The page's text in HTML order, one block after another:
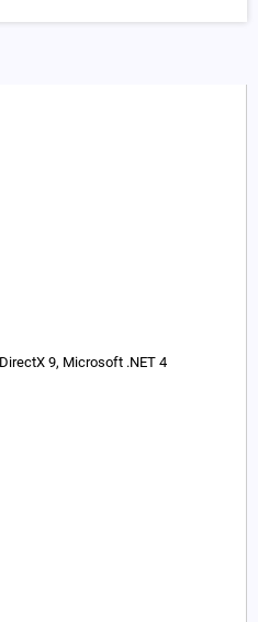
9, Microsoft .NET 4